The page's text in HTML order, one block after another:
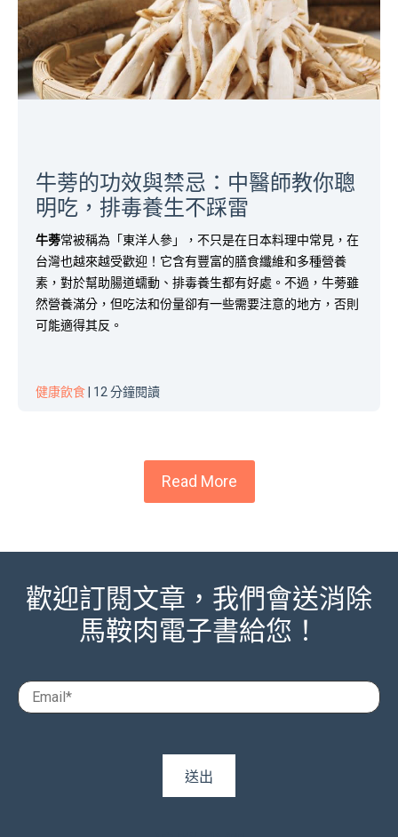
牛蒡的功效與禁忌：中醫師教你聰
明吃，排毒養生不踩雷
牛蒡常被稱為「東洋人參」，不只是在日本料理中常見，在
台灣也越來越受歡迎！它含有豐富的膳食纖維和多種營養
素，對於幫助腸道蠕動、排毒養生都有好處。不過，牛蒡雖
然營養滿分，但吃法和份量卻有一些需要注意的地方，否則
可能適得其反。
健康飲食| 12 分鐘閱讀
Read More
歡迎訂閱文章，我們會送消除
馬鞍肉電子書給您！